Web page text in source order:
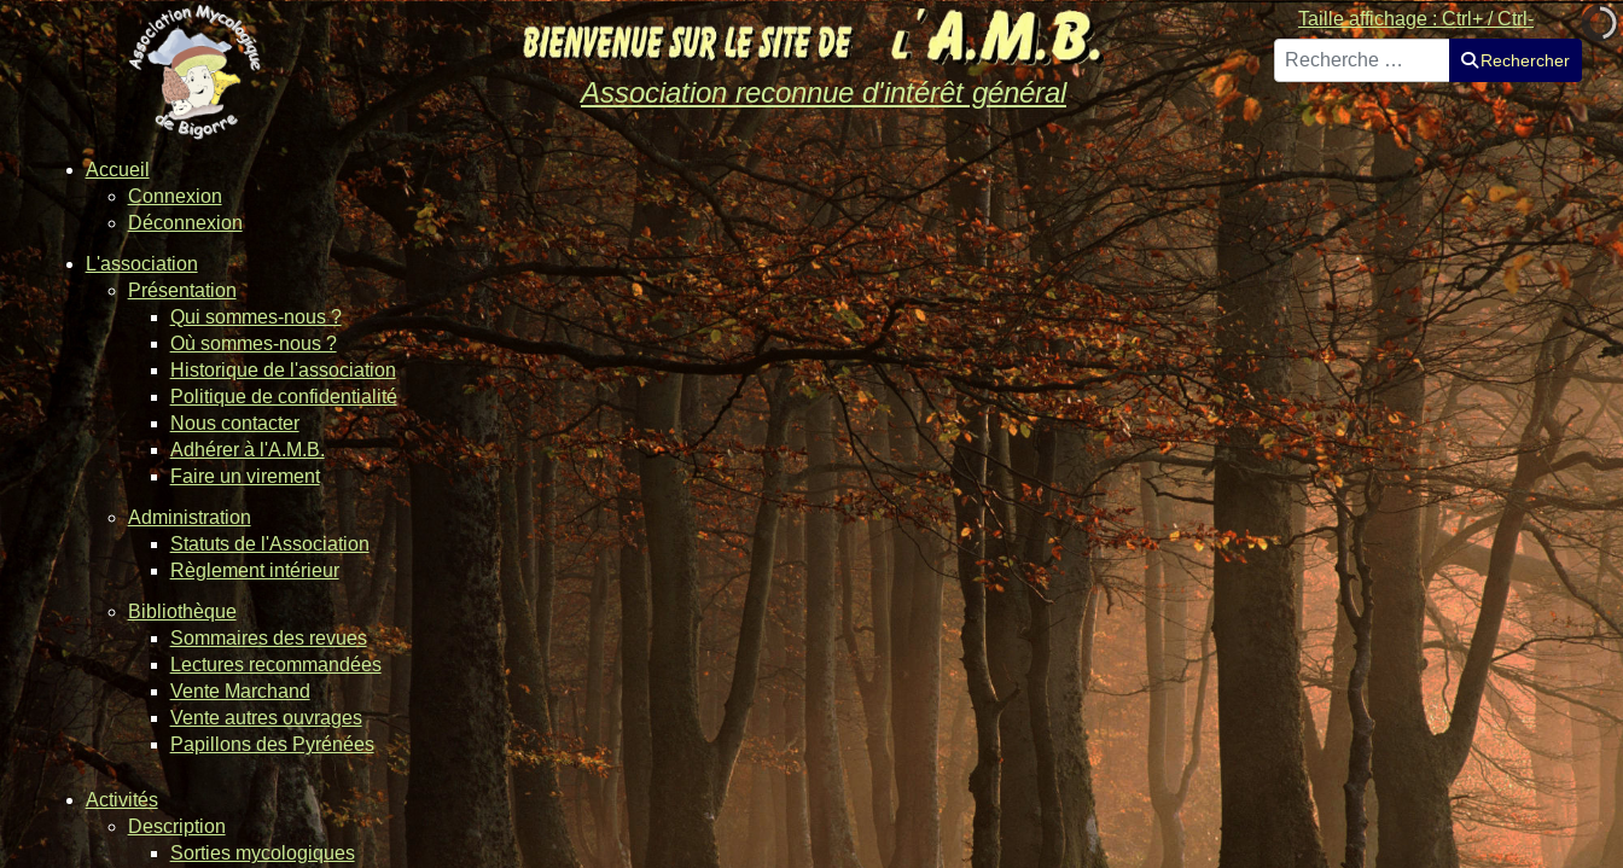
Association reconnue d'intérêt général
Taille affichage : Ctrl+ / Ctrl-
Rechercher
Rechercher
Accueil
Connexion
Déconnexion
L'association
Présentation
Qui sommes-nous ?
Où sommes-nous ?
Historique de l'association
Politique de confidentialité
Nous contacter
Adhérer à l'A.M.B.
Faire un virement
Administration
Statuts de l'Association
Règlement intérieur
Bibliothèque
Sommaires des revues
Lectures recommandées
Vente Marchand
Vente autres ouvrages
Papillons des Pyrénées
Activités
Description
Sorties mycologiques